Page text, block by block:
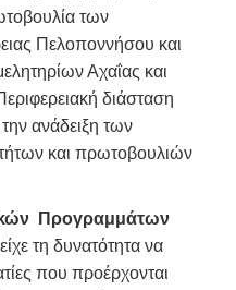
των
Πελοποννήσου και
Αχαΐας και
διάσταση
ανάδειξη των
και πρωτοβουλιών
Προγραμμάτων
τη δυνατότητα να
που προέρχονται